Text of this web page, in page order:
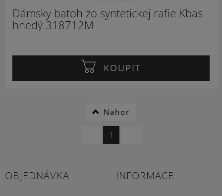
Dámsky batoh zo syntetickej rafie Kbas
hnedý 318712M
KOUPIT
Nahor
1
OBJEDNÁVKA INFORMACE